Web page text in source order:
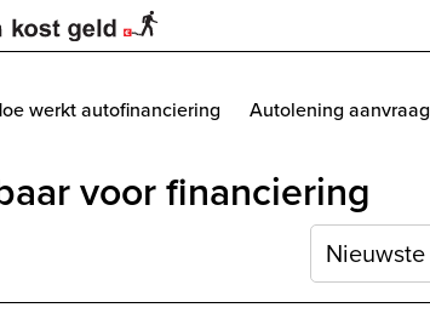
werkt autofinanciering Autolening aanvraag
voor financiering
Sortering